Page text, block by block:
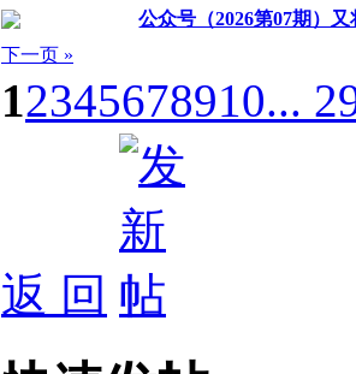
公众号（2026第07期）
下一页 »
12345678910...
返 回